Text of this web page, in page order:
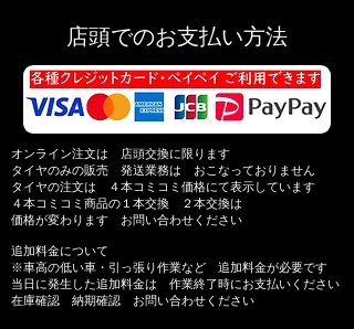
店頭でのお支払い方法
オンライン注文は 店頭交換に限ります
タイヤのみの販売 発送業務は おこなっておりません
タイヤの注文は ４本コミコミ価格にて表示しています
４本コミコミ商品の１本交換 ２本交換は
価格が変わります お問い合わせください
追加料金について
※​車高の低い車・引っ張り作業​など 追加料金が必要です
当日に発生した追加料金は 作業終了時にお支払いください
在庫確認 納期確認 お問い合わせください​